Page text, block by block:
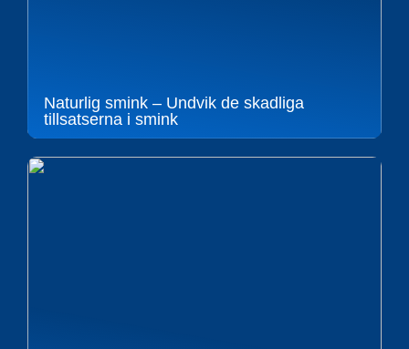
Naturlig smink – Undvik de skadliga
tillsatserna i smink